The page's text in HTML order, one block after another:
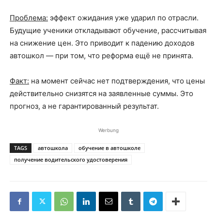
Проблема: эффект ожидания уже ударил по отрасли.
Будущие ученики откладывают обучение, рассчитывая
на снижение цен. Это приводит к падению доходов
автошкол — при том, что реформа ещё не принята.
Факт: на момент сейчас нет подтверждения, что цены
действительно снизятся на заявленные суммы. Это
прогноз, а не гарантированный результат.
Werbung
TAGS автошкола
обучение в автошколе
получение водительского удостоверения